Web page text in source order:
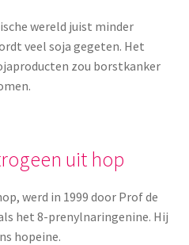
wereld juist minder
veel soja gegeten. Het
zou borstkanker
uit hop
werd in 1999 door Prof de
het 8-prenylnaringenine. Hij
hopeine.